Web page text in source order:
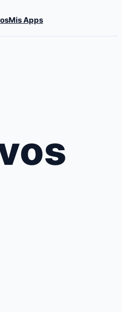
Mis Apps